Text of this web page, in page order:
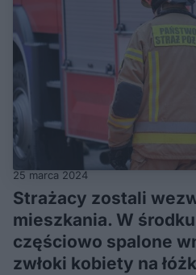
25 marca 2024
Strażacy zostali
mieszkania. W
częściowo spalone
zwłoki kobiety na